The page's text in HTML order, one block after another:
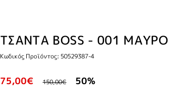
ΤΣΑΝΤΑ BOSS - 001 ΜΑΥΡΟ
Κωδικός Προϊόντος: 50529387-4
75,00€ 150,00€ 50%